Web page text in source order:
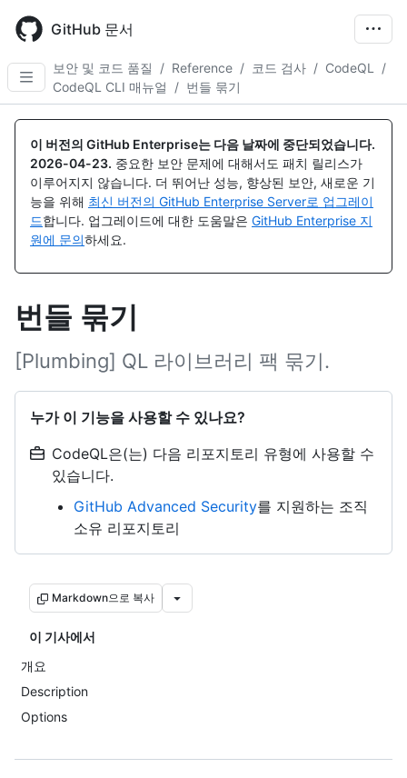
main
content
GitHub 문서
보안 및 코드 품질 / Reference / 코드 검사 / CodeQL
/
CodeQL CLI 매뉴얼
/ 번들 묶기
이 버전의 GitHub Enterprise는 다음 날짜에 중단되었습니다.
2026-04-23. 중요한 보안 문제에 대해서도 패치 릴리스가
이루어지지 않습니다. 더 뛰어난 성능, 향상된 보안, 새로운 기
능을 위해 최신 버전의 GitHub Enterprise Server로 업그레이
드합니다. 업그레이드에 대한 도움말은 GitHub Enterprise 지
원에 문의하세요.
번들 묶기
[Plumbing] QL 라이브러리 팩 묶기.
누가 이 기능을 사용할 수 있나요?
CodeQL은(는) 다음 리포지토리 유형에 사용할 수
있습니다.
GitHub Advanced Security를 지원하는 조직
소유 리포지토리
Markdown으로 복사
이 기사에서
개요
Description
Options